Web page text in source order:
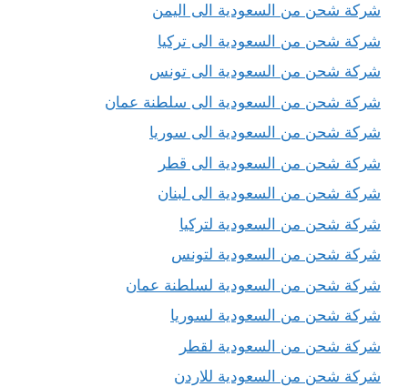
شركة شحن من السعودية الى اليمن
شركة شحن من السعودية الى تركيا
شركة شحن من السعودية الى تونس
شركة شحن من السعودية الى سلطنة عمان
شركة شحن من السعودية الى سوريا
شركة شحن من السعودية الى قطر
شركة شحن من السعودية الى لبنان
شركة شحن من السعودية لتركيا
شركة شحن من السعودية لتونس
شركة شحن من السعودية لسلطنة عمان
شركة شحن من السعودية لسوريا
شركة شحن من السعودية لقطر
شركة شحن من السعودية للاردن